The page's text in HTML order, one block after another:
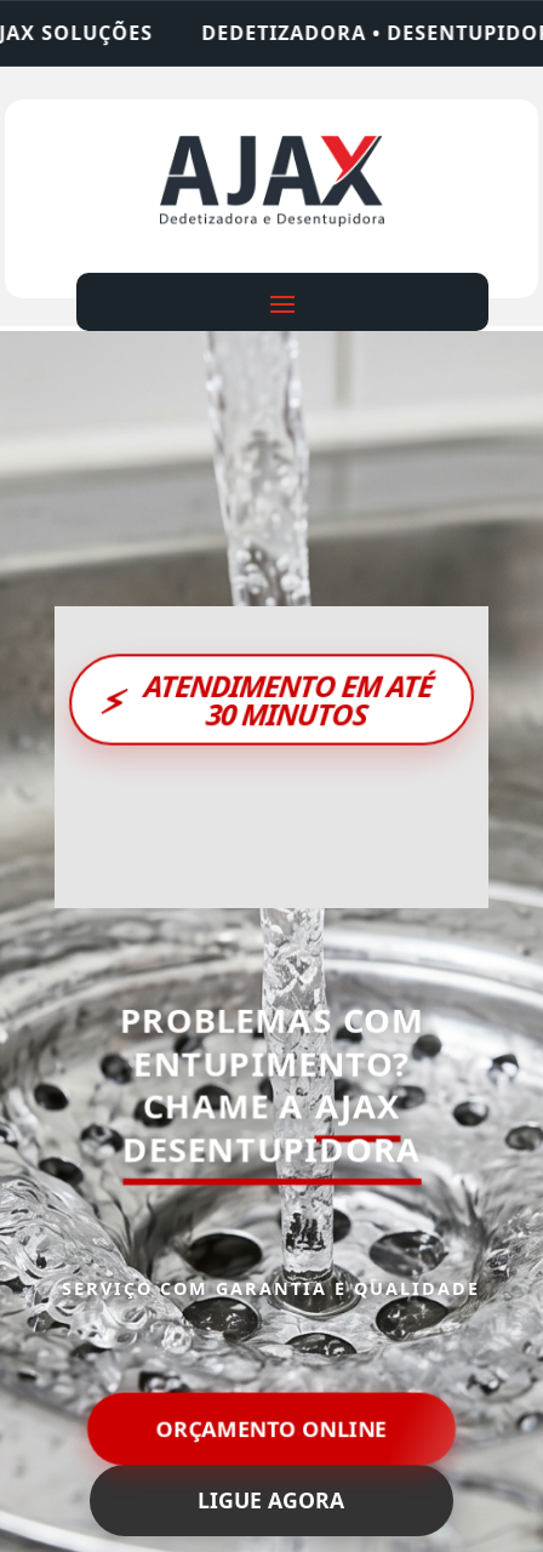
• DESENTUPIDORA • LIMPEZA DE FOSSA •
⚡ ATENDIMENTO EM ATÉ
30 MINUTOS
PROBLEMAS COM
ENTUPIMENTO?
CHAME AAJAX
DESENTUPIDORA
SERVIÇO COM GARANTIA E QUALIDADE
ORÇAMENTO ONLINE
LIGUE AGORA